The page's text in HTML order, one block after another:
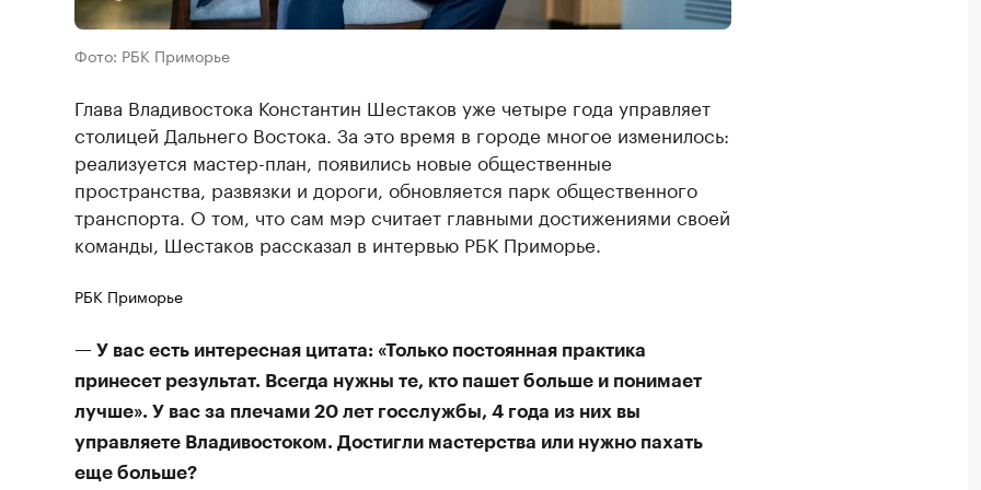
Фото: РБК Приморье
Глава Владивостока Константин Шестаков уже четыре года управляет
столицей Дальнего Востока. За это время в городе многое изменилось:
реализуется мастер-план, появились новые общественные
пространства, развязки и дороги, обновляется парк общественного
транспорта. О том, что сам мэр считает главными достижениями своей
команды, Шестаков рассказал в интервью РБК Приморье.
РБК Приморье
— У вас есть интересная цитата: «Только постоянная практика
принесет результат. Всегда нужны те, кто пашет больше и понимает
лучше». У вас за плечами 20 лет госслужбы, 4 года из них вы
управляете Владивостоком. Достигли мастерства или нужно пахать
еще больше?